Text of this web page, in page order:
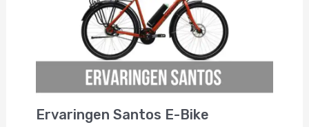
Ervaringen Santos E-Bike